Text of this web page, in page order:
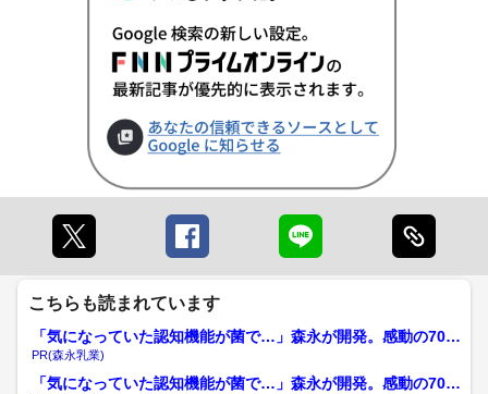
こちらも読まれています
「気になっていた認知機能が菌で…」森永が開発。感動の70代
続出
PR(森永乳業)
「気になっていた認知機能が菌で…」森永が開発。感動の70代